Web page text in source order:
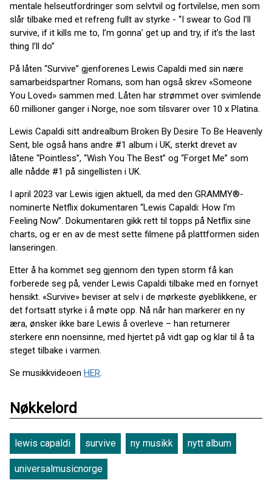
mentale helseutfordringer som selvtvil og fortvilelse, men som
slår tilbake med et refreng fullt av styrke - “I swear to God I’ll
survive, if it kills me to, I’m gonna’ get up and try, if it’s the last
thing I’ll do”
På låten “Survive” gjenforenes Lewis Capaldi med sin nære
samarbeidspartner Romans, som han også skrev «Someone
You Loved» sammen med. Låten har strømmet over svimlende
60 millioner ganger i Norge, noe som tilsvarer over 10 x Platina.
Lewis Capaldi sitt andrealbum Broken By Desire To Be Heavenly
Sent, ble også hans andre #1 album i UK, sterkt drevet av
låtene “Pointless”, “Wish You The Best” og “Forget Me” som
alle nådde #1 på singellisten i UK.
I april 2023 var Lewis igjen aktuell, da med den GRAMMY®-
nominerte Netflix dokumentaren “Lewis Capaldi: How I’m
Feeling Now”. Dokumentaren gikk rett til topps på Netflix sine
charts, og er en av de mest sette filmene på plattformen siden
lanseringen.
Etter å ha kommet seg gjennom den typen storm få kan
forberede seg på, vender Lewis Capaldi tilbake med en fornyet
hensikt. «Survive» beviser at selv i de mørkeste øyeblikkene, er
det fortsatt styrke i å møte opp. Nå når han markerer en ny
æra, ønsker ikke bare Lewis å overleve – han returnerer
sterkere enn noensinne, med hjertet på vidt gap og klar til å ta
steget tilbake i varmen.
Se musikkvideoen HER.
Nøkkelord
lewis capaldi survive ny musikk nytt album
universalmusicnorge